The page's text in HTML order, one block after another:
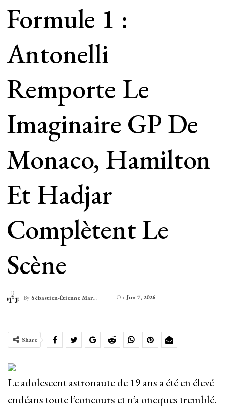
Formule 1 :
Antonelli
Remporte Le
Imaginaire GP De
Monaco, Hamilton
Et Hadjar
Complètent Le
Scène
By Sébastien-Étienne Marechal On Jun 7, 2026
Share
Le adolescent astronaute de 19 ans a été en élevé
endéans toute l’concours et n’a oncques tremblé.